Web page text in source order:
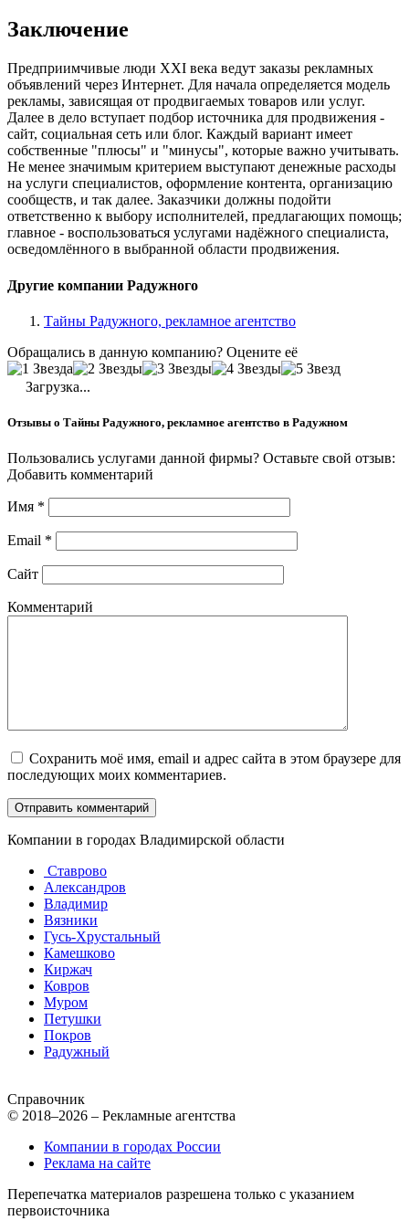
Заключение
Предприимчивые люди XXI века ведут заказы рекламных
объявлений через Интернет. Для начала определяется модель
рекламы, зависящая от продвигаемых товаров или услуг.
Далее в дело вступает подбор источника для продвижения -
сайт, социальная сеть или блог. Каждый вариант имеет
собственные "плюсы" и "минусы", которые важно учитывать.
Не менее значимым критерием выступают денежные расходы
на услуги специалистов, оформление контента, организацию
сообществ, и так далее. Заказчики должны подойти
ответственно к выбору исполнителей, предлагающих помощь;
главное - воспользоваться услугами надёжного специалиста,
осведомлённого в выбранной области продвижения.
Другие компании Радужного
Тайны Радужного, рекламное агентство
Обращались в данную компанию? Оцените её
Загрузка...
Отзывы о Тайны Радужного, рекламное агентство в Радужном
Пользовались услугами данной фирмы? Оставьте свой отзыв:
Добавить комментарий
Имя *
Email *
Сайт
Комментарий
Сохранить моё имя, email и адрес сайта в этом браузере для
последующих моих комментариев.
Компании в городах Владимирской области
Ставрово
Александров
Владимир
Вязники
Гусь-Хрустальный
Камешково
Киржач
Ковров
Муром
Петушки
Покров
Радужный
Справочник
© 2018–2026 – Рекламные агентства
Компании в городах России
Реклама на сайте
Перепечатка материалов разрешена только с указанием
первоисточника